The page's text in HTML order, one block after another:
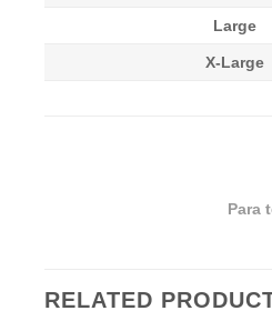
Large
X-Large
Para
RELATED